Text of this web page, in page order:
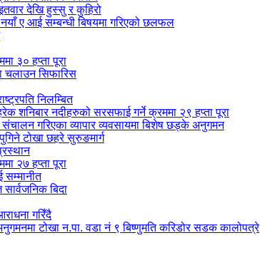
देखि हुस्सु र कुहिरो
ए आई सम्बन्धी बिषयमा गरिएको छलफल
३० हप्ता पूरा
चलाउन सिफारिस
निलम्बित
शनिबार नदीहरुको सरसफाई गर्ने क्रममा २९ हप्ता पूरा
गरिएका व्यापार व्यवसायमा बिशेष छड्के अनुगमन
टोखा छहरे सुरुङमार्ग
२७ हप्ता पूरा
सम्मानीत
बिदा
गरिँदै
टोखा न.पा. वडा नं ९ बिष्णुमति करिडोर सडक कालोपत्रे